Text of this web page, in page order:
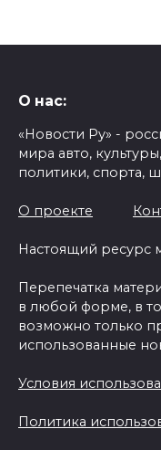
О нас:
«Новости Ру» -
мира авто,
политики, спорта,
О проекте
Настоящий ресурс
Перепечатка
в любой форме, в
возможно только
использованные
Условия
Политика